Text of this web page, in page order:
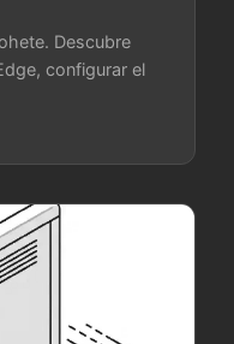
Descubre
configurar el